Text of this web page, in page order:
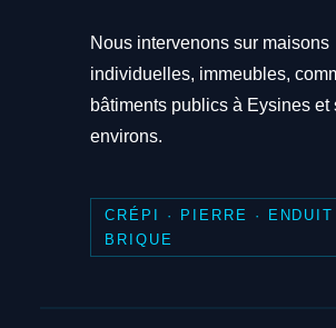
Nous intervenons sur maisons
individuelles, immeubles,
bâtiments publics à Eysines et
environs.
CRÉPI · PIERRE · ENDUIT
BRIQUE